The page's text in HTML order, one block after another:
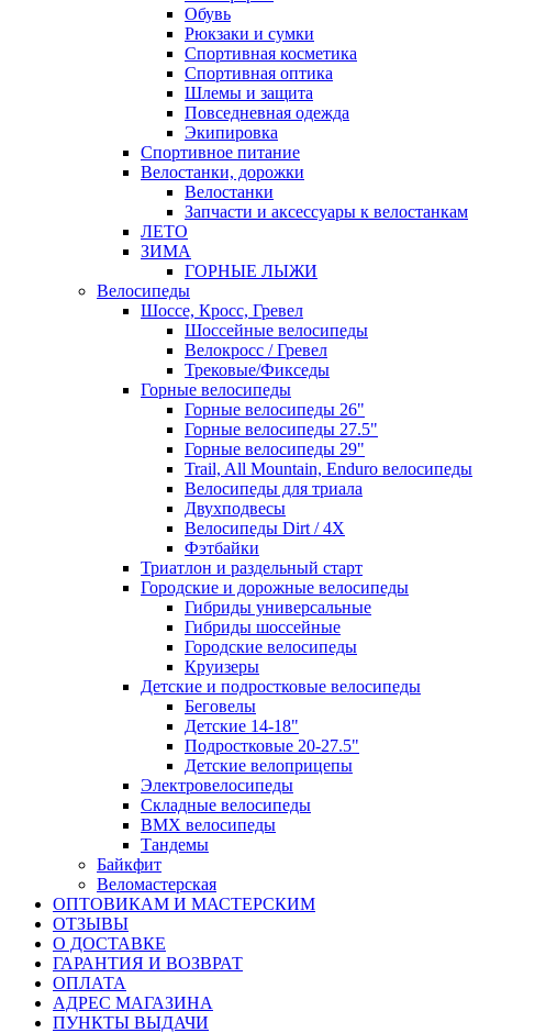
Обувь
Рюкзаки и сумки
Спортивная косметика
Спортивная оптика
Шлемы и защита
Повседневная одежда
Экипировка
Спортивное питание
Велостанки, дорожки
Велостанки
Запчасти и аксессуары к велостанкам
ЛЕТО
ЗИМА
ГОРНЫЕ ЛЫЖИ
Велосипеды
Шоссе, Кросс, Гревел
Шоссейные велосипеды
Велокросс / Гревел
Трековые/Фикседы
Горные велосипеды
Горные велосипеды 26"
Горные велосипеды 27.5"
Горные велосипеды 29"
Trail, All Mountain, Enduro велосипеды
Велосипеды для триала
Двухподвесы
Велосипеды Dirt / 4X
Фэтбайки
Триатлон и раздельный старт
Городские и дорожные велосипеды
Гибриды универсальные
Гибриды шоссейные
Городские велосипеды
Круизеры
Детские и подростковые велосипеды
Беговелы
Детские 14-18"
Подростковые 20-27.5"
Детские велоприцепы
Электровелосипеды
Складные велосипеды
BMX велосипеды
Тандемы
Байкфит
Веломастерская
ОПТОВИКАМ И МАСТЕРСКИМ
ОТЗЫВЫ
О ДОСТАВКЕ
ГАРАНТИЯ И ВОЗВРАТ
ОПЛАТА
АДРЕС МАГАЗИНА
ПУНКТЫ ВЫДАЧИ